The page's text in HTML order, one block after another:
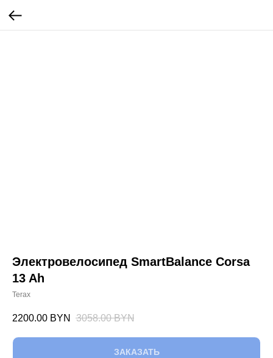
Электровелосипед SmartBalance Corsa
13 Ah
Terax
2200.00 BYN 3058.00 BYN
ЗАКАЗАТЬ